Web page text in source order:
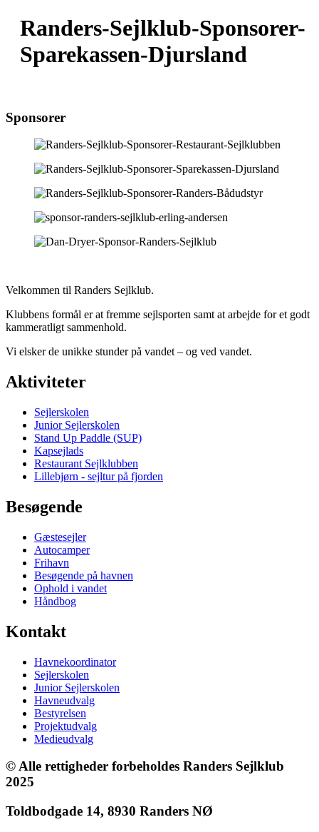
Randers-Sejlklub-Sponsorer-
Sparekassen-Djursland
Sponsorer
Velkommen til Randers Sejlklub.
Klubbens formål er at fremme sejlsporten samt at arbejde for et godt
kammeratligt sammenhold.
Vi elsker de unikke stunder på vandet – og ved vandet.
Aktiviteter
Sejlerskolen
Junior Sejlerskolen
Stand Up Paddle (SUP)
Kapsejlads
Restaurant Sejlklubben
Lillebjørn - sejltur på fjorden
Besøgende
Gæstesejler
Autocamper
Frihavn
Besøgende på havnen
Ophold i vandet
Håndbog
Kontakt
Havnekoordinator
Sejlerskolen
Junior Sejlerskolen
Havneudvalg
Bestyrelsen
Projektudvalg
Medieudvalg
© Alle rettigheder forbeholdes Randers Sejlklub
2025
Toldbodgade 14, 8930 Randers NØ